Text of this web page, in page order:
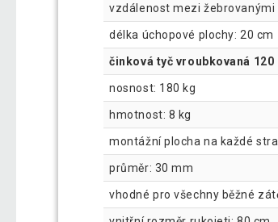
vzdálenost mezi žebrovanými
délka úchopové plochy: 20 cm
činková tyč vroubkovaná 120
nosnost: 180 kg
hmotnost: 8 kg
montážní plocha na každé
průměr: 30 mm
vhodné pro všechny běžné